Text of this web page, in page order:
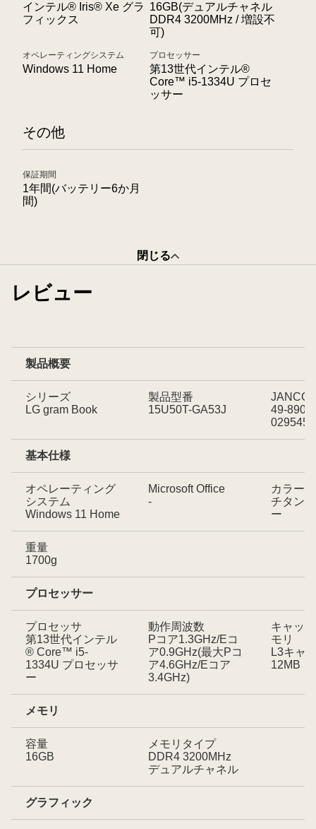
インテル® Iris® Xe グラ
フィックス
16GB(デュアルチャネル
DDR4 3200MHz / 増設不
可)
オペレーティングシステム
Windows 11 Home
プロセッサー
第13世代インテル®
Core™ i5-1334U プロセ
ッサー
その他
保証期間
1年間(バッテリー6か月
間)
閉じる
レビュー
製品概要
シリーズ
LG gram Book
製品型番
15U50T-GA53J
49-
029545
基本仕様
オペレーティング
システム
Windows 11 Home
Microsoft Office
-
カラー
チタン
ー
重量
1700g
プロセッサー
プロセッサ
第13世代インテル
® Core™ i5-
1334U プロセッサ
ー
動作周波数
Pコア1.3GHz/Eコ
ア0.9GHz(最大Pコ
ア4.6GHz/Eコア
3.4GHz)
キャッ
モリ
L3キャ
12MB
メモリ
容量
16GB
メモリタイプ
DDR4 3200MHz
デュアルチャネル
グラフィック